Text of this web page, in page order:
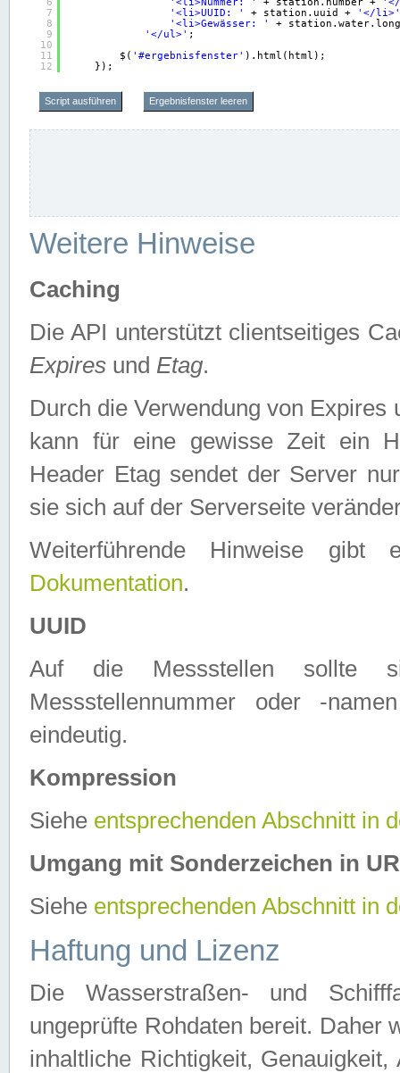
7
8
9
10
11
12
'<li>UUID: '
+ station.uuid +
'</li>'
'<li>Gewässer: '
+
'</ul>' ;
$( '#ergebnisfenster' ).html(html);
});
Script ausführen Ergebnisfenster leeren
Weitere Hinweise
Caching
Die API unterstützt clientseitiges
Expires und Etag.
Durch die Verwendung von
kann für eine gewisse Zeit ein
Header Etag sendet der Server
sie sich auf der Serverseite
Weiterführende Hinweise
Dokumentation.
UUID
Auf die Messstellen sollte
Messstellennummer oder -
eindeutig.
Kompression
Siehe entsprechenden Abschnitt in
Umgang mit Sonderzeichen in
Siehe entsprechenden Abschnitt in
Haftung und Lizenz
Die Wasserstraßen- und
ungeprüfte Rohdaten bereit. Daher
inhaltliche Richtigkeit,